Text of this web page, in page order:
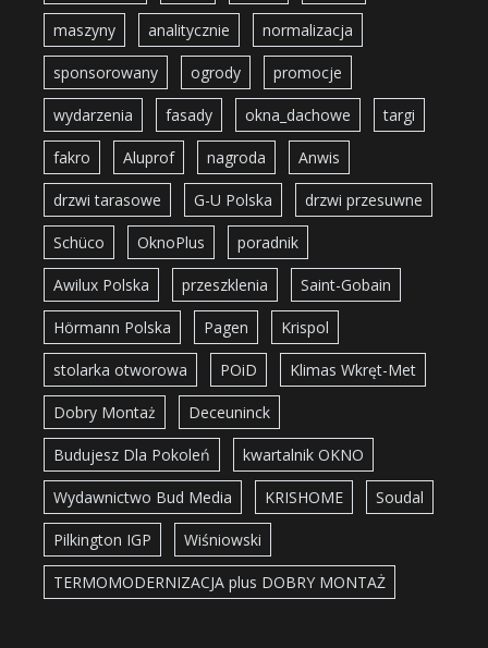
maszyny analitycznie normalizacja
sponsorowany ogrody promocje
wydarzenia fasady okna_dachowe targi
fakro Aluprof nagroda Anwis
drzwi tarasowe G-U Polska drzwi przesuwne
Schüco OknoPlus poradnik
Awilux Polska przeszklenia Saint-Gobain
Hörmann Polska Pagen Krispol
stolarka otworowa POiD Klimas Wkręt-Met
Dobry Montaż Deceuninck
Budujesz Dla Pokoleń kwartalnik OKNO
Wydawnictwo Bud Media KRISHOME Soudal
Pilkington IGP Wiśniowski
TERMOMODERNIZACJA plus DOBRY MONTAŻ